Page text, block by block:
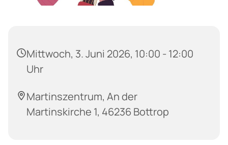
Mittwoch, 3. Juni 2026, 10:00 - 12:00
Uhr
Martinszentrum, An der
Martinskirche 1, 46236 Bottrop